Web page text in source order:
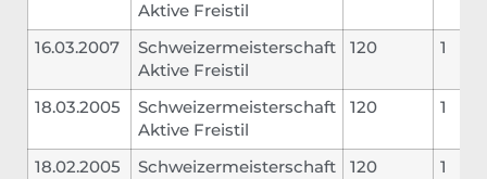
Aktive Freistil
16.03.2007
Schweizermeisterschaft
Aktive Freistil
120 1
18.03.2005
Schweizermeisterschaft
Aktive Freistil
120 1
18.02.2005
Schweizermeisterschaft
120 1